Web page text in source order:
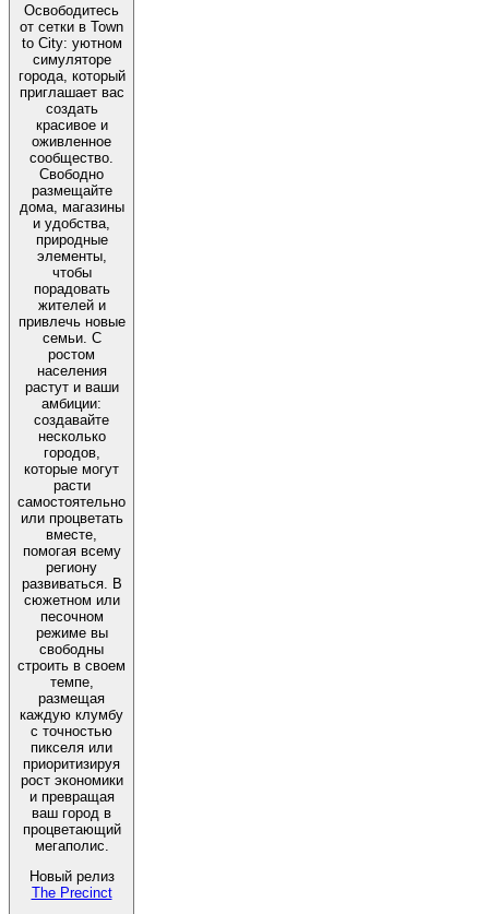
Освободитесь
от сетки в Town
to City: уютном
симуляторе
города, который
приглашает вас
создать
красивое и
оживленное
сообщество.
Свободно
размещайте
дома, магазины
и удобства,
природные
элементы,
чтобы
порадовать
жителей и
привлечь новые
семьи. С
ростом
населения
растут и ваши
амбиции:
создавайте
несколько
городов,
которые могут
расти
самостоятельно
или процветать
вместе,
помогая всему
региону
развиваться. В
сюжетном или
песочном
режиме вы
свободны
строить в своем
темпе,
размещая
каждую клумбу
с точностью
пикселя или
приоритизируя
рост экономики
и превращая
ваш город в
процветающий
мегаполис.
Новый релиз
The Precinct